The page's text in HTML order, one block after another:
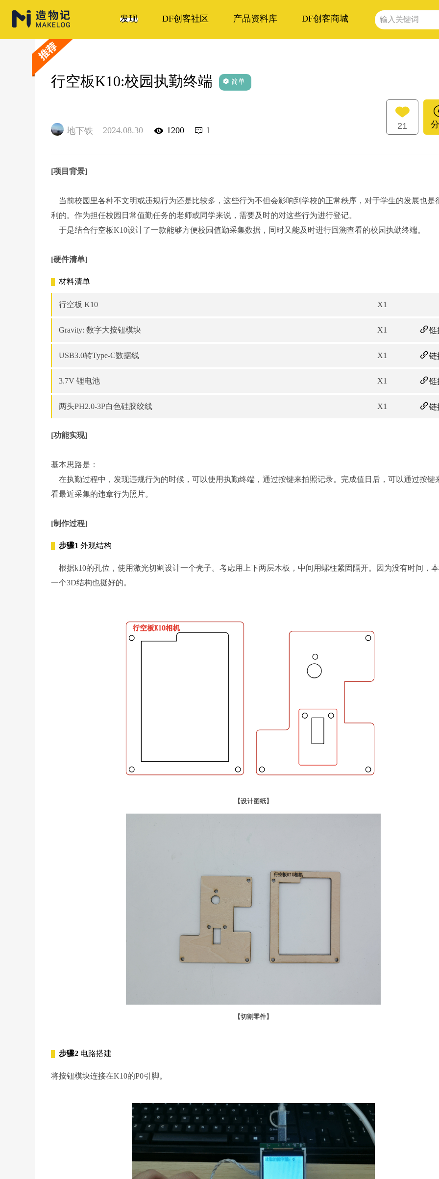
发现 DF创客社区 产品资料库 DF创客商城
行空板K10:校园执勤终端 简单
地下铁 2024.08.30 1200 1 21
[项目背景]
当前校园里各种不文明或违规行为还是比较多，这些行为不但会影响到学校的正常秩序，对于学生的发展也是
利的。作为担任校园日常值勤任务的老师或同学来说，需要及时的对这些行为进行登记。
于是结合行空板K10设计了一款能够方便校园值勤采集数据，同时又能及时进行回溯查看的校园执勤终端。
[硬件清单]
材料清单
行空板 K10 X1
Gravity: 数字大按钮模块 X1 链
USB3.0转Type-C数据线 X1 链
3.7V 锂电池 X1 链
两头PH2.0-3P白色硅胶绞线 X1 链
[功能实现]
基本思路是：
在执勤过程中，发现违规行为的时候，可以使用执勤终端，通过按键来拍照记录。完成值日后，可以通过按键
看最近采集的违章行为照片。
[制作过程]
步骤1 外观结构
根据k10的孔位，使用激光切割设计一个壳子。考虑用上下两层木板，中间用螺柱紧固隔开。因为没有时间，
一个3D结构也挺好的。
【设计图纸】
【切割零件】
步骤2 电路搭建
将按钮模块连接在K10的P0引脚。